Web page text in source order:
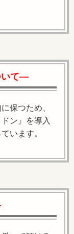
いて―
保つため、
ン』を導入
います。